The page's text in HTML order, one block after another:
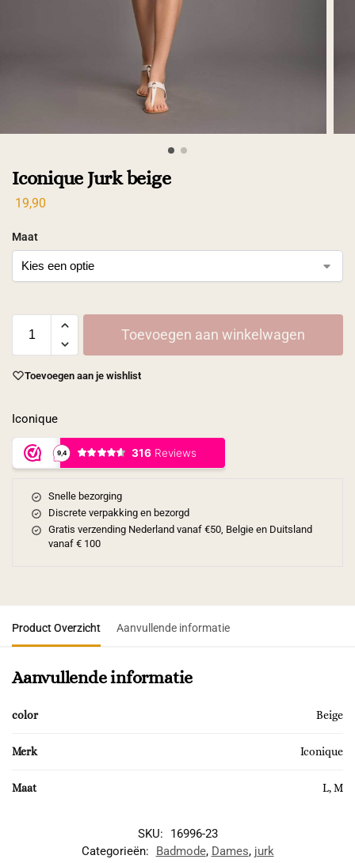
Iconique Jurk beige
19,90
Maat
Toevoegen aan winkelwagen
Toevoegen aan je wishlist
Iconique
Snelle bezorging
Discrete verpakking en bezorgd
Gratis verzending Nederland vanaf €50, Belgie en Duitsland
vanaf € 100
Product Overzicht Aanvullende informatie
Aanvullende informatie
color Beige
Merk Iconique
Maat L, M
SKU:
16996-23
Categorieën:
Badmode, Dames, jurk